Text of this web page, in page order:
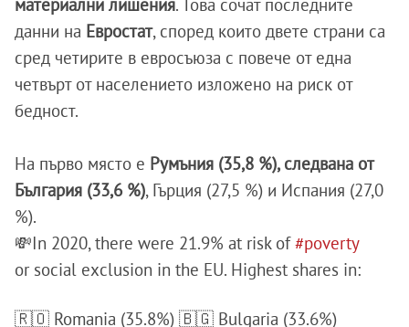
материални лишения. Това сочат последните
данни на Евростат, според които двете страни са
сред четирите в евросъюза с повече от една
четвърт от населението изложено на риск от
бедност.
На първо място е Румъния (35,8 %), следвана от
България (33,6 %), Гърция (27,5 %) и Испания (27,0
%).
💸In 2020, there were 21.9% at risk of#poverty
or social exclusion in the EU. Highest shares in:
🇷🇴 Romania (35.8%) 🇧🇬 Bulgaria (33.6%)